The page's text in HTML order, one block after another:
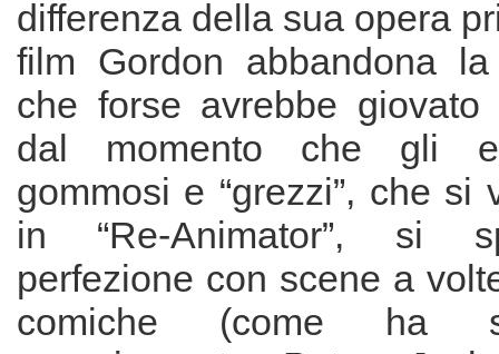
differenza della sua opera
film Gordon abbandona
che forse avrebbe giovato
dal momento che gli
gommosi e “grezzi”, che si
in “Re-Animator”, si
perfezione con scene a
comiche (come ha